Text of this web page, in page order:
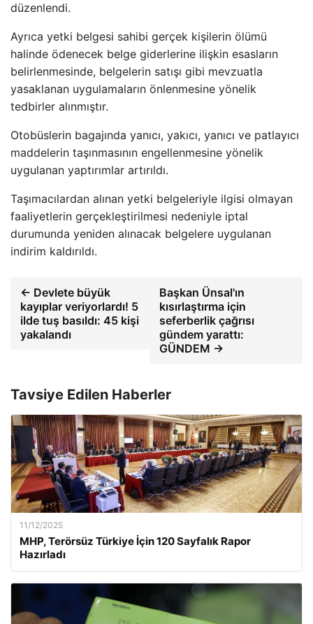
düzenlendi.
Ayrıca yetki belgesi sahibi gerçek kişilerin ölümü
halinde ödenecek belge giderlerine ilişkin esasların
belirlenmesinde, belgelerin satışı gibi mevzuatla
yasaklanan uygulamaların önlenmesine yönelik
tedbirler alınmıştır.
Otobüslerin bagajında ​​yanıcı, yakıcı, yanıcı ve patlayıcı
maddelerin taşınmasının engellenmesine yönelik
uygulanan yaptırımlar artırıldı.
Taşımacılardan alınan yetki belgeleriyle ilgisi olmayan
faaliyetlerin gerçekleştirilmesi nedeniyle iptal
durumunda yeniden alınacak belgelere uygulanan
indirim kaldırıldı.
← Devlete büyük
kayıplar veriyorlardı! 5
ilde tuş basıldı: 45 kişi
yakalandı
Başkan Ünsal'ın
kısırlaştırma için
seferberlik çağrısı
gündem yarattı:
GÜNDEM →
Tavsiye Edilen Haberler
11/12/2025
MHP, Terörsüz Türkiye İçin 120 Sayfalık Rapor
Hazırladı